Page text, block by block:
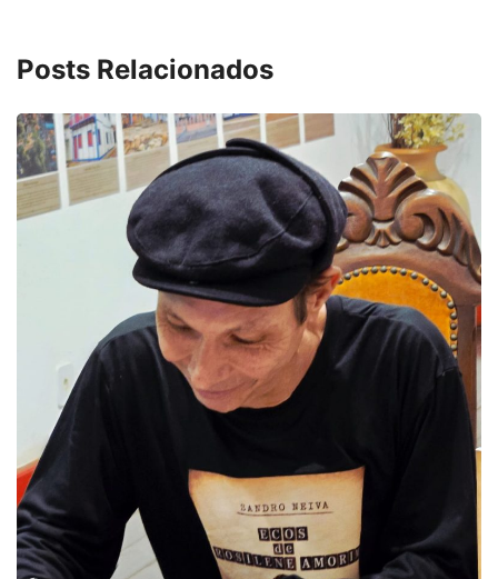
Posts Relacionados
DESTAQUES
4º Fliparacatu tem inscrições
8 de agosto de 2026